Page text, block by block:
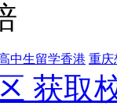
中生留学香港 重庆
获取